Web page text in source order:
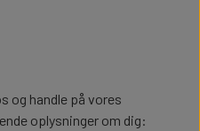
og handle på vores
oplysninger om dig: